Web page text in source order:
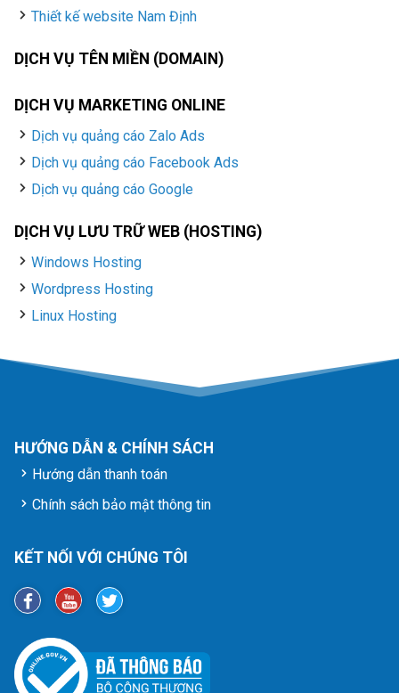
Thiết kế website Nam Định
DỊCH VỤ TÊN MIỀN (DOMAIN)
DỊCH VỤ MARKETING ONLINE
Dịch vụ quảng cáo Zalo Ads
Dịch vụ quảng cáo Facebook Ads
Dịch vụ quảng cáo Google
DỊCH VỤ LƯU TRỮ WEB (HOSTING)
Windows Hosting
Wordpress Hosting
Linux Hosting
HƯỚNG DẪN & CHÍNH SÁCH
Hướng dẫn thanh toán
Chính sách bảo mật thông tin
KẾT NỐI VỚI CHÚNG TÔI